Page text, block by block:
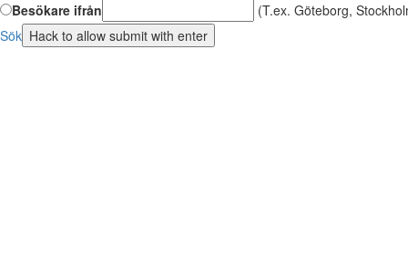
Besökare ifrån
(T.ex. Göteborg,
Sök